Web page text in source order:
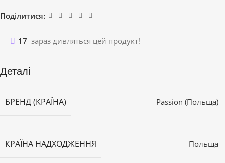
Поділитися:
17 зараз дивляться цей продукт!
Деталі
БРЕНД (КРАЇНА) Passion (Польща)
КРАЇНА НАДХОДЖЕННЯ Польща